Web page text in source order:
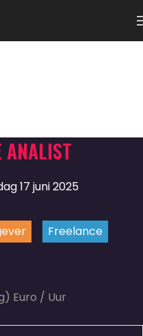
ANALIST
17 juni 2025
Freelance
Euro / Uur